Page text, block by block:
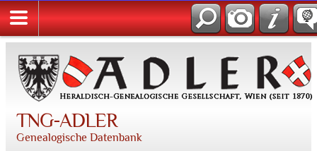
TNG-ADLER
Genealogische Datenbank